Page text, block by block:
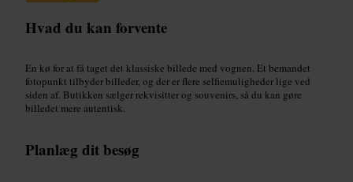
Hvad du kan forvente
En kø for at få taget det klassiske billede med vognen. Et bemandet
fotopunkt tilbyder billeder, og der er flere selfiemuligheder lige ved
siden af. Butikken sælger rekvisitter og souvenirs, så du kan gøre
billedet mere autentisk.
Planlæg dit besøg